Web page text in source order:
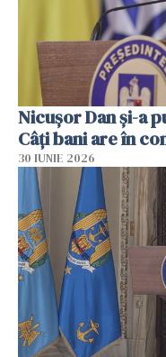
Nicuşor Dan şi-a
Câți bani are în
30 IUNIE 2026